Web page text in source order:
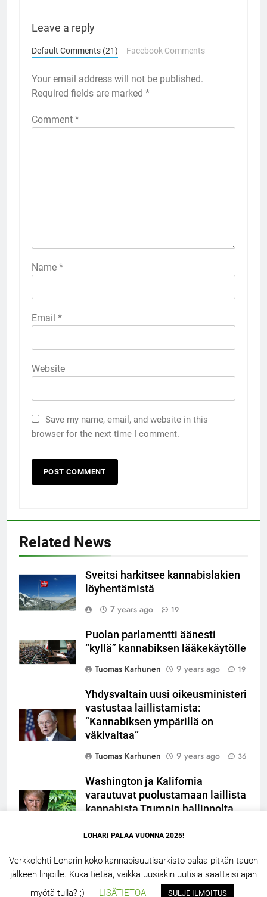
Leave a reply
Default Comments (21) Facebook Comments
Your email address will not be published.
Required fields are marked *
Comment *
Name *
Email *
Website
Save my name, email, and website in this
browser for the next time I comment.
Related News
Sveitsi harkitsee kannabislakien
löyhentämistä
7 years ago
19
Puolan parlamentti äänesti
“kyllä” kannabiksen lääkekäytölle
Tuomas Karhunen
9 years ago 19
Yhdysvaltain uusi oikeusministeri
vastustaa laillistamista:
“Kannabiksen ympärillä on
väkivaltaa”
Tuomas Karhunen
9 years ago 36
Washington ja Kalifornia
varautuvat puolustamaan laillista
kannabista Trumpin hallinnolta
LOHARI.NET 2.5 – 2026. Powered ByBlazeThemes
LOHARI PALAA VUONNA 2025!
Verkkolehti Loharin koko kannabisuutisarkisto palaa pitkän tauon
jälkeen linjoille. Kuka tietää, vaikka uusiakin uutisia saattaisi ajan
myötä tulla? ;)
LISÄTIETOA SULJE ILMOITUS